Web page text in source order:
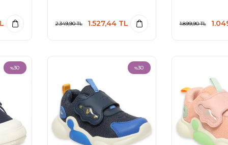
2.349,90TL 1.527,44TL 1.899,90TL
%30 %30